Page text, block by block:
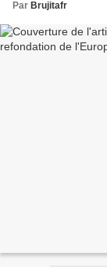
Par Brujitafr